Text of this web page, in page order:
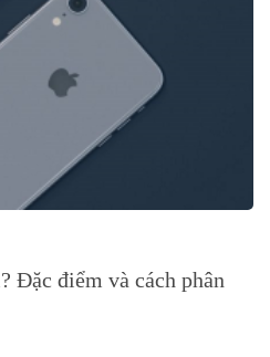
Đặc điểm và cách phân